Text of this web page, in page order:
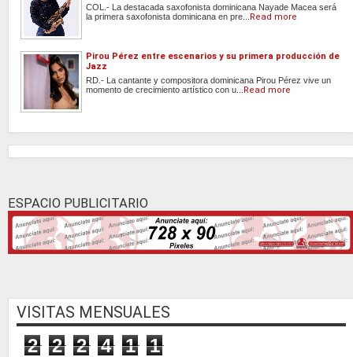
COL.- La destacada saxofonista dominicana Nayade Macea será
la primera saxofonista dominicana en pre...
Read more
Pirou Pérez entre escenarios y su primera producción de
Jazz
RD.- La cantante y compositora dominicana Pirou Pérez vive un
momento de crecimiento artístico con u...
Read more
ESPACIO PUBLICITARIO
VISITAS MENSUALES
2 2 2 4 1 1